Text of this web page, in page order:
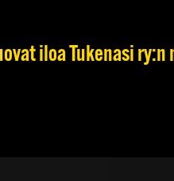
iloa Tukenasi